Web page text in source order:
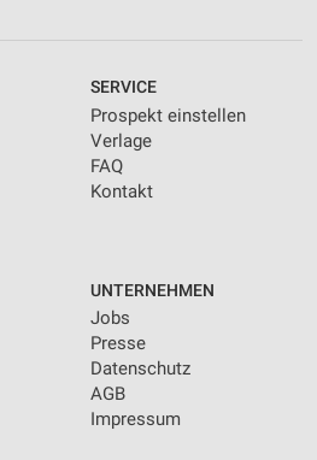
SERVICE
Prospekt einstellen
Verlage
FAQ
Kontakt
UNTERNEHMEN
Jobs
Presse
Datenschutz
AGB
Impressum